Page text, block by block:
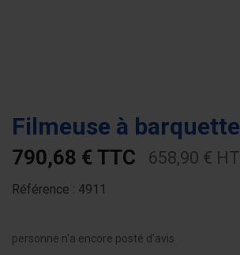
Filmeuse à barquette
790,68 € TTC 658,90 € HT
Référence : 4911
personne n'a encore posté d'avis